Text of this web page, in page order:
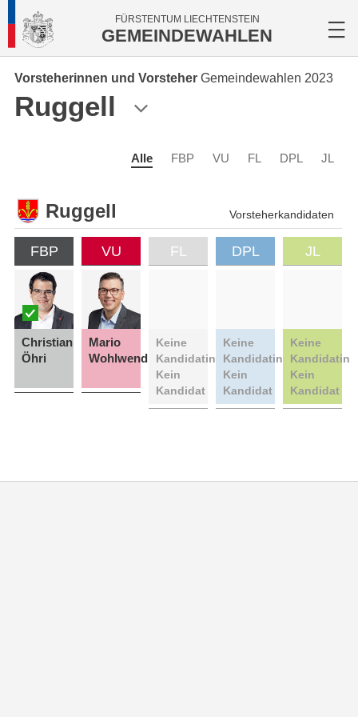
FÜRSTENTUM LIECHTENSTEIN
GEMEINDEWAHLEN
Vorsteherinnen und Vorsteher Gemeindewahlen 2023
Ruggell
Alle FBP VU FL DPL JL
Ruggell Vorsteherkandidaten
FBP
Christian
Öhri
VU
Mario
Wohlwend
FL
Keine
Kandidatin
Kein
Kandidat
DPL
Keine
Kandidatin
Kein
Kandidat
JL
Keine
Kandidatin
Kein
Kandidat